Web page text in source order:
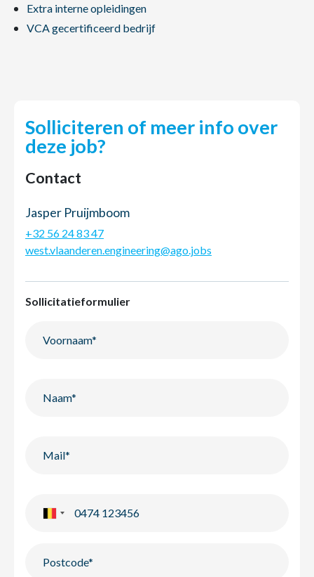
Extra interne opleidingen
VCA gecertificeerd bedrijf
Solliciteren of meer info over
deze job?
Contact
Jasper Pruijmboom
+32 56 24 83 47
west.vlaanderen.engineering@ago.jobs
Sollicitatieformulier